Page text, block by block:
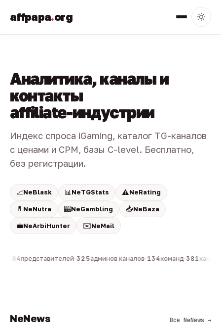
affpapa.org
Аналитика, каналы и
контакты
affiliate-индустрии
Индекс спроса iGaming, каталог TG-каналов
с ценами и CPM, базы C-level. Бесплатно,
без регистрации.
📈NeBlask 📊 NeTGStats ⚠️NeRating
💊 NeNutra 🎰NeGambling 📥NeBaza
💼NeArbiHunter ✉️NeMail
804представителей·325админов каналов·134команд·381
NeNews Все NeNews →